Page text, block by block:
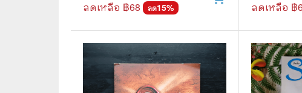
ลดเหลือ ฿68 ลด15% ลดเหลือ ฿
🛖 วรรณคดีไทย นิทานพื้นบ้าน
👩‍🦳 นิยายไทยรุ่นเก่า
🏵️ บทกวี บทกลอน
🏞️ นิยายภาพ
🔵 สนพ
🏳️‍🌈 สนพ.หมึก
🟩 สนพ.บงกช
☀️ สนพ.วิบูลย์